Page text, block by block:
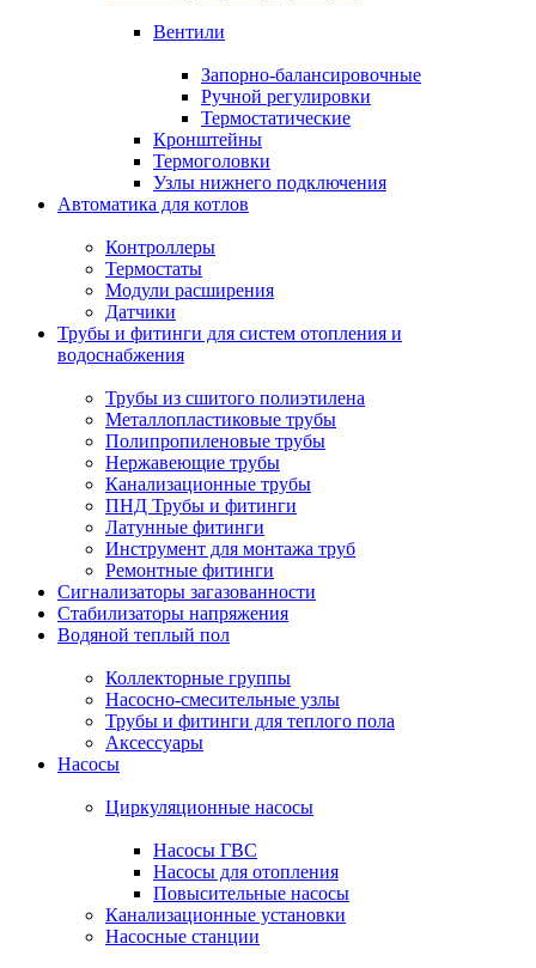
Вентили
Запорно-балансировочные
Ручной регулировки
Термостатические
Кронштейны
Термоголовки
Узлы нижнего подключения
Автоматика для котлов
Контроллеры
Термостаты
Модули расширения
Датчики
Трубы и фитинги для систем отопления и
водоснабжения
Трубы из сшитого полиэтилена
Металлопластиковые трубы
Полипропиленовые трубы
Нержавеющие трубы
Канализационные трубы
ПНД Трубы и фитинги
Латунные фитинги
Инструмент для монтажа труб
Ремонтные фитинги
Сигнализаторы загазованности
Стабилизаторы напряжения
Водяной теплый пол
Коллекторные группы
Насосно-смесительные узлы
Трубы и фитинги для теплого пола
Аксессуары
Насосы
Циркуляционные насосы
Насосы ГВС
Насосы для отопления
Повысительные насосы
Канализационные установки
Насосные станции